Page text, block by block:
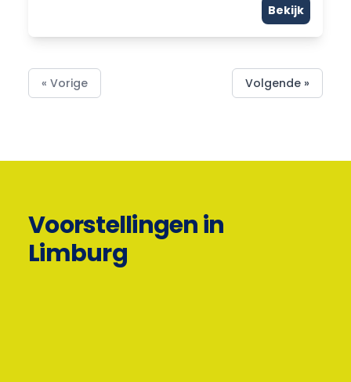
Bekijk
« Vorige Volgende »
Voorstellingen in
Limburg